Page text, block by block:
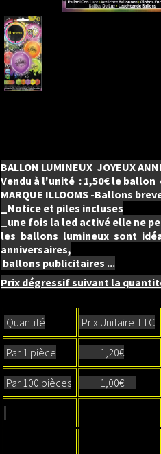
BALLON LUMINEUX JOYEUX
Vendu à l'unité : 1,50€ le
MARQUE ILLOOMS -Ballons
_Notice et piles incluses
_une fois la led activé elle ne
les ballons lumineux sont
anniversaires,
ballons publicitaires ...
Prix dégressif suivant la
Quantité Prix Unitaire TTC
Par 1 pièce 1,20€
Par 100 pièces 1,00€